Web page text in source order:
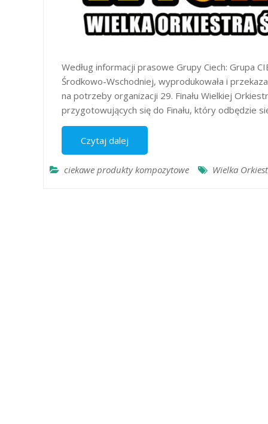
Według informacji prasowe Grupy Ciech: Grupa
Środkowo-Wschodniej, wyprodukowała i
na potrzeby organizacji 29. Finału Wielkiej
przygotowujących się do Finału, który odbędzie
Czytaj dalej
ciekawe produkty kompozytowe Wielka